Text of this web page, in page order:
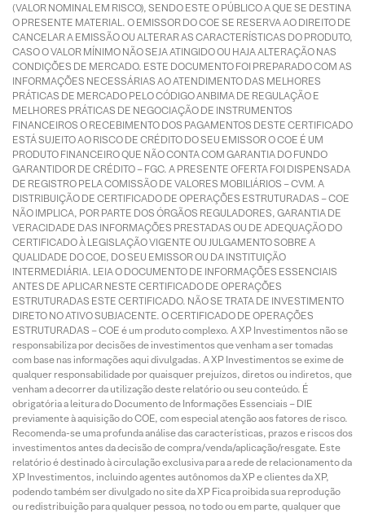
(VALOR NOMINAL EM RISCO), SENDO ESTE O PÚBLICO A QUE SE DESTINA
O PRESENTE MATERIAL. O EMISSOR DO COE SE RESERVA AO DIREITO DE
CANCELAR A EMISSÃO OU ALTERAR AS CARACTERÍSTICAS DO PRODUTO,
CASO O VALOR MÍNIMO NÃO SEJA ATINGIDO OU HAJA ALTERAÇÃO NAS
CONDIÇÕES DE MERCADO. ESTE DOCUMENTO FOI PREPARADO COM AS
INFORMAÇÕES NECESSÁRIAS AO ATENDIMENTO DAS MELHORES
PRÁTICAS DE MERCADO PELO CÓDIGO ANBIMA DE REGULAÇÃO E
MELHORES PRÁTICAS DE NEGOCIAÇÃO DE INSTRUMENTOS
FINANCEIROS O RECEBIMENTO DOS PAGAMENTOS DESTE CERTIFICADO
ESTÁ SUJEITO AO RISCO DE CRÉDITO DO SEU EMISSOR O COE É UM
PRODUTO FINANCEIRO QUE NÃO CONTA COM GARANTIA DO FUNDO
GARANTIDOR DE CRÉDITO – FGC. A PRESENTE OFERTA FOI DISPENSADA
DE REGISTRO PELA COMISSÃO DE VALORES MOBILIÁRIOS – CVM. A
DISTRIBUIÇÃO DE CERTIFICADO DE OPERAÇÕES ESTRUTURADAS – COE
NÃO IMPLICA, POR PARTE DOS ÓRGÃOS REGULADORES, GARANTIA DE
VERACIDADE DAS INFORMAÇÕES PRESTADAS OU DE ADEQUAÇÃO DO
CERTIFICADO À LEGISLAÇÃO VIGENTE OU JULGAMENTO SOBRE A
QUALIDADE DO COE, DO SEU EMISSOR OU DA INSTITUIÇÃO
INTERMEDIÁRIA. LEIA O DOCUMENTO DE INFORMAÇÕES ESSENCIAIS
ANTES DE APLICAR NESTE CERTIFICADO DE OPERAÇÕES
ESTRUTURADAS ESTE CERTIFICADO. NÃO SE TRATA DE INVESTIMENTO
DIRETO NO ATIVO SUBJACENTE. O CERTIFICADO DE OPERAÇÕES
ESTRUTURADAS – COE é um produto complexo. A XP Investimentos não se
responsabiliza por decisões de investimentos que venham a ser tomadas
com base nas informações aqui divulgadas. A XP Investimentos se exime de
qualquer responsabilidade por quaisquer prejuízos, diretos ou indiretos, que
venham a decorrer da utilização deste relatório ou seu conteúdo. É
obrigatória a leitura do Documento de Informações Essenciais – DIE
previamente à aquisição do COE, com especial atenção aos fatores de risco.
Recomenda-se uma profunda análise das características, prazos e riscos dos
investimentos antes da decisão de compra/venda/aplicação/resgate. Este
relatório é destinado à circulação exclusiva para a rede de relacionamento da
XP Investimentos, incluindo agentes autônomos da XP e clientes da XP,
podendo também ser divulgado no site da XP Fica proibida sua reprodução
ou redistribuição para qualquer pessoa, no todo ou em parte, qualquer que